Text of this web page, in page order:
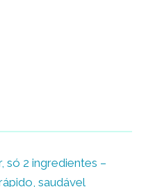
só 2 ingredientes –
saudável